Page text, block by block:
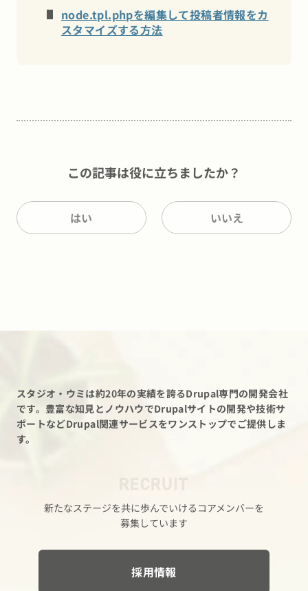
node.tpl.phpを編集して投稿者情報をカ
スタマイズする方法
この記事は役に立ちましたか？
はい いいえ
スタジオ・ウミは約20年の実績を誇るDrupal専門の開発会社
です。 豊富な知見とノウハウでDrupalサイトの開発や技術サ
ポートなどDrupal関連サービスをワンストップでご提供しま
す。
新たな​ステージを​共に​歩んでいける​コアメンバーを​
募集しています
採用情報